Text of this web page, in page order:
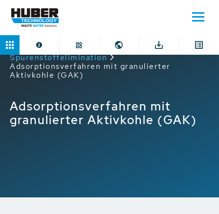
Home
Anwendungen
Spurenstoffelimination
Adsorptionsverfahren mit granulierter
Aktivkohle (GAK)
Adsorptionsverfahren mit
granulierter Aktivkohle (GAK)